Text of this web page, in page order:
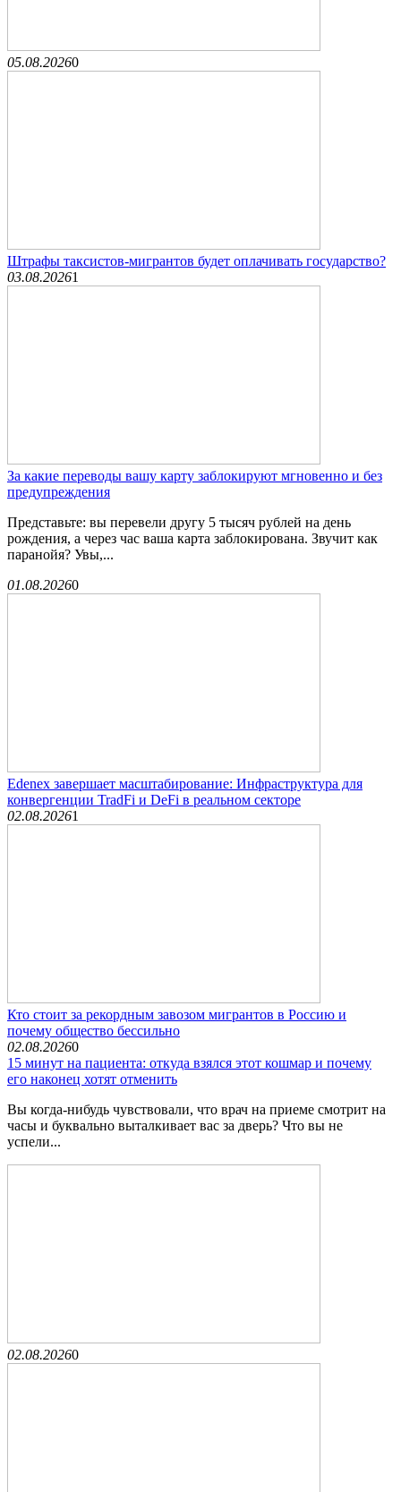
05.08.20260
Штрафы таксистов-мигрантов будет оплачивать государство?
03.08.20261
За какие переводы вашу карту заблокируют мгновенно и без
предупреждения
Представьте: вы перевели другу 5 тысяч рублей на день
рождения, а через час ваша карта заблокирована. Звучит как
паранойя? Увы,...
01.08.20260
Edenex завершает масштабирование: Инфраструктура для
конвергенции TradFi и DeFi в реальном секторе
02.08.20261
Кто стоит за рекордным завозом мигрантов в Россию и
почему общество бессильно
02.08.20260
15 минут на пациента: откуда взялся этот кошмар и почему
его наконец хотят отменить
Вы когда-нибудь чувствовали, что врач на приеме смотрит на
часы и буквально выталкивает вас за дверь? Что вы не
успели...
02.08.20260